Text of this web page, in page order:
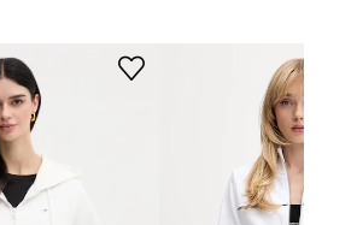
Zalecamy wybór rozmiaru, jaki nosisz
zazwyczaj.
Tabela rozmiarów